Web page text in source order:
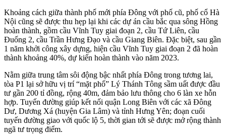
Khoảng cách giữa thành phố mới phía Đông với phố cũ, phố cổ Hà
Nội cũng sẽ được thu hẹp lại khi các dự án cầu bắc qua sông Hồng
hoàn thành, gồm cầu Vĩnh Tuy giai đoạn 2, cầu Tứ Liên, cầu
Đuống 2, cầu Trần Hưng Đạo và cầu Giang Biên. Đặc biệt, sau gần
1 năm khởi công xây dựng, hiện cầu Vĩnh Tuy giai đoạn 2 đã hoàn
thành khoảng 40%, dự kiến hoàn thành vào năm 2023.
Nằm giữa trung tâm sôi động bậc nhất phía Đông trong tương lai,
tòa P1 lại sở hữu vị trí “mặt phố” Lý Thánh Tông sầm uất được đầu
tư gần 200 tỉ đồng, rộng 40m, đảm bảo lưu thông cho 6 làn xe hỗn
hợp. Tuyến đường giúp kết nối quận Long Biên với các xã Đông
Dư, Dương Xá (huyện Gia Lâm) và tỉnh Hưng Yên; đoạn cuối
tuyến đường giao với quốc lộ 5, thời gian tới sẽ được mở rộng thành
ngã tư trọng điểm.